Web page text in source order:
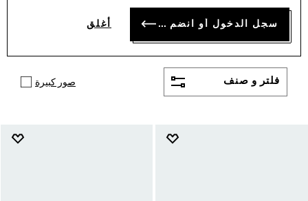
سجل الدخول أو انضم الآن أغلق
أحدث موديلات أحذية الأطفال من أديداس التي تمنح
الراحة ورونق المظهر لطفلك. اختر لأطفالك أحذية
بتصاميم مميزة وتقنيات متطورة تدعمهم في الأنشطة
أظهر المزيد
فلتر و صنف صور كبيرة